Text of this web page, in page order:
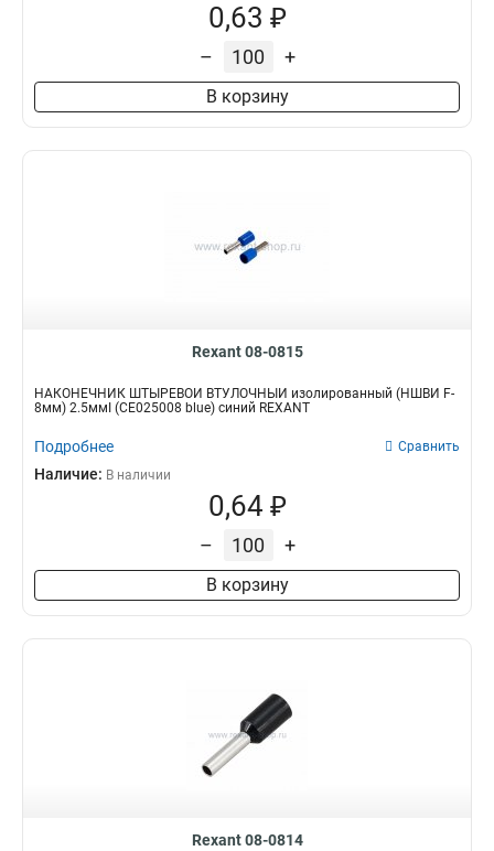
0,63 ₽
– +
В корзину
Rexant 08-0815
НАКОНЕЧНИК ШТЫРЕВОЙ ВТУЛОЧНЫЙ изолированный (НШВИ F-
8мм) 2.5ммІ (СЕ025008 blue) синий REXANT
Подробнее Сравнить
Наличие: В наличии
0,64 ₽
– +
В корзину
Rexant 08-0814